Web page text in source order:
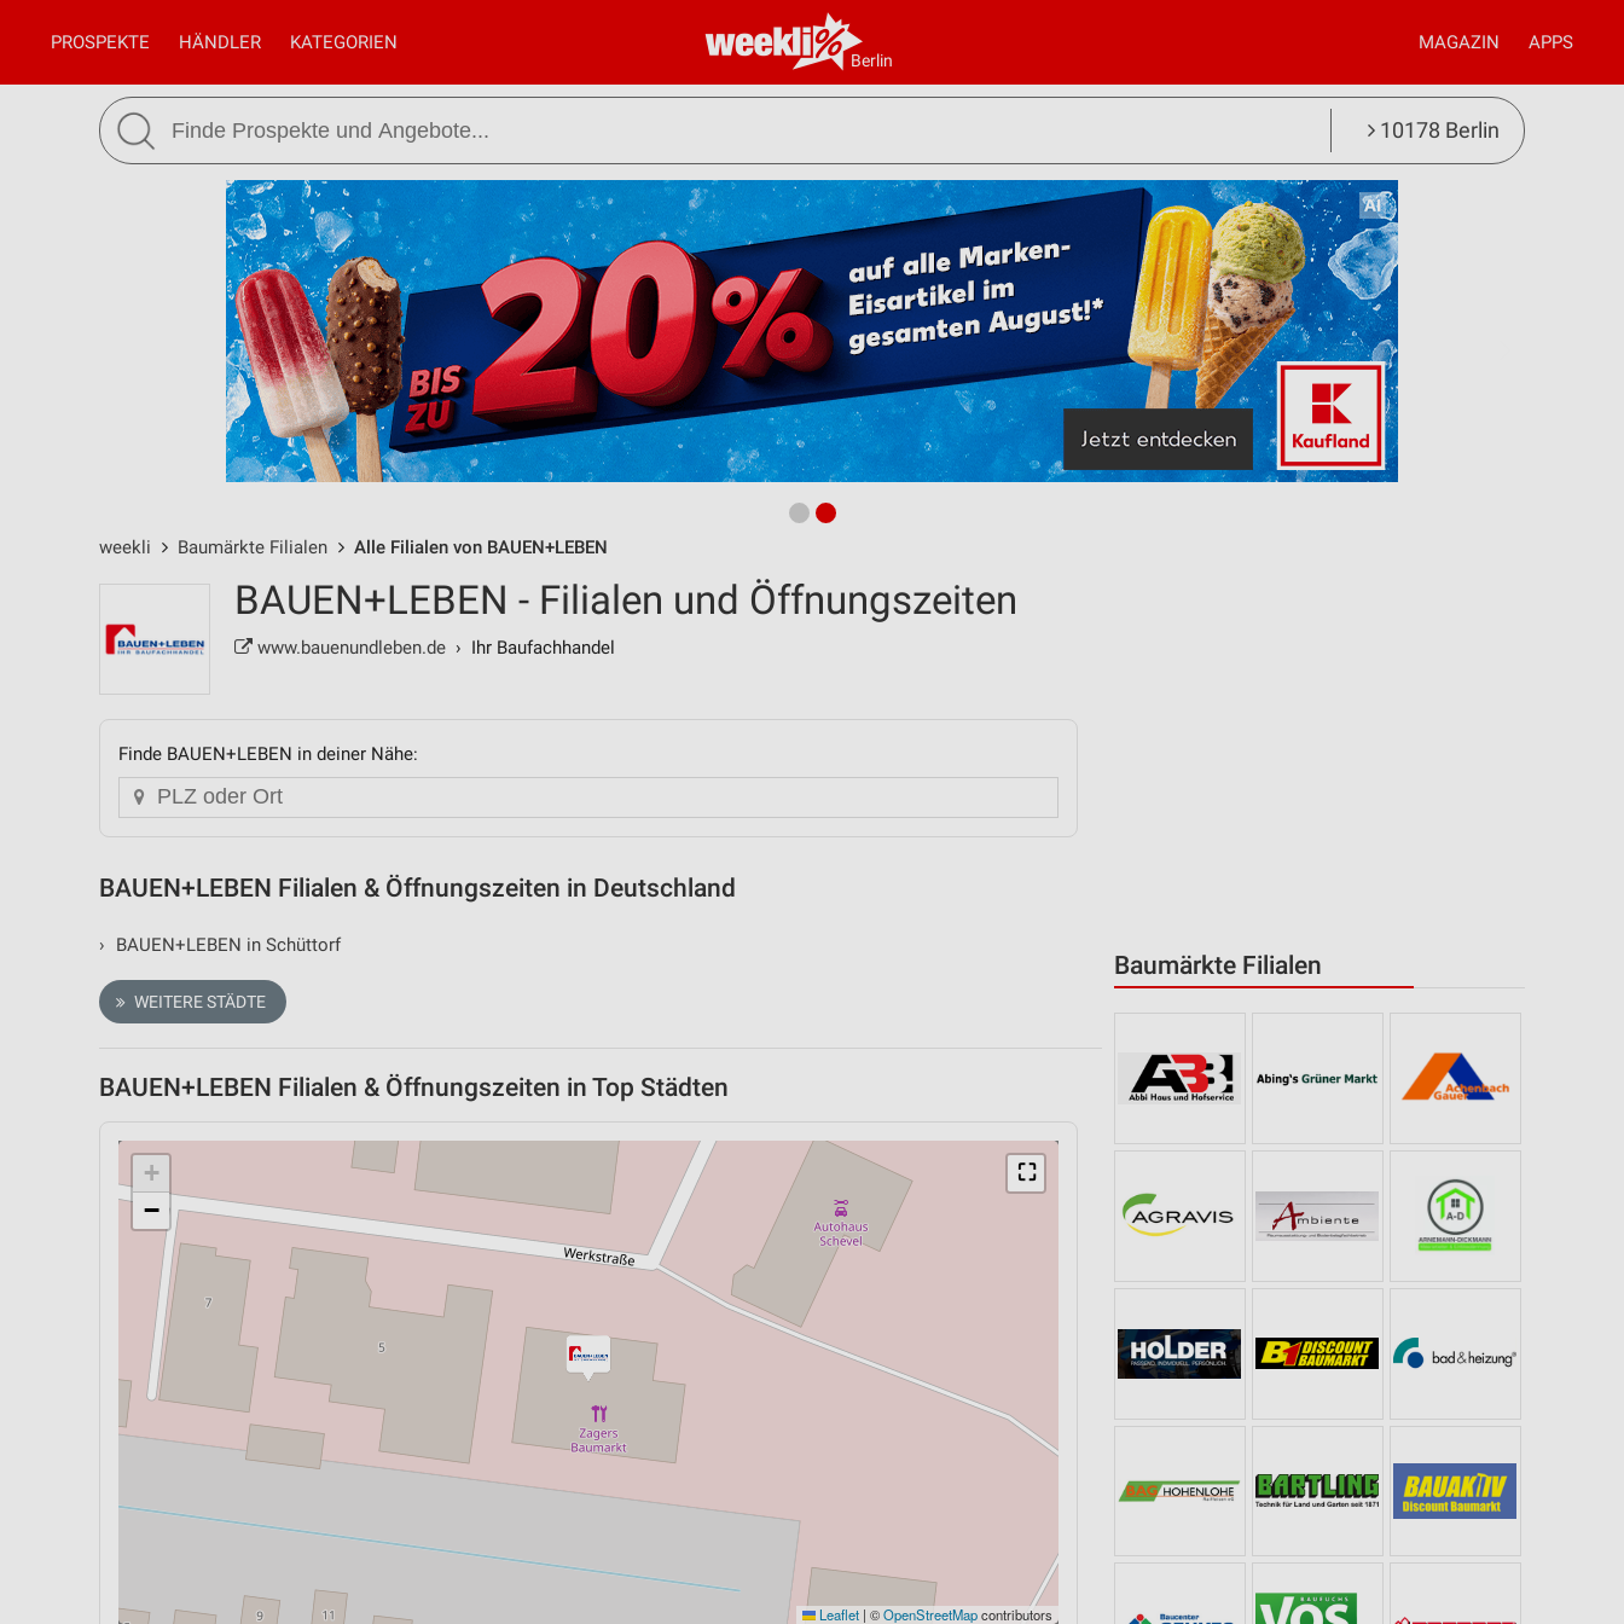
Berlin
PROSPEKTE HÄNDLER KATEGORIEN MAGAZIN APPS
10178 Berlin
weekli Baumärkte Filialen Alle Filialen von BAUEN+LEBEN
Baumärkte Filialen
BAUEN+LEBEN - Filialen und Öffnungszeiten
www.bauenundleben.de › Ihr Baufachhandel
Finde BAUEN+LEBEN in deiner Nähe:
BAUEN+LEBEN Filialen & Öffnungszeiten in Deutschland
› BAUEN+LEBEN in Schüttorf
WEITERE STÄDTE
BAUEN+LEBEN Filialen & Öffnungszeiten in Top Städten
⛶
+
−
Leaflet | ©OpenStreetMapcontributors